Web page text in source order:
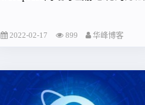
2022-02-17 899 华峰博客